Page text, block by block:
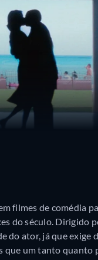
filmes de comédia
do século. Dirigido
do ator, já que exige
que um tanto quanto